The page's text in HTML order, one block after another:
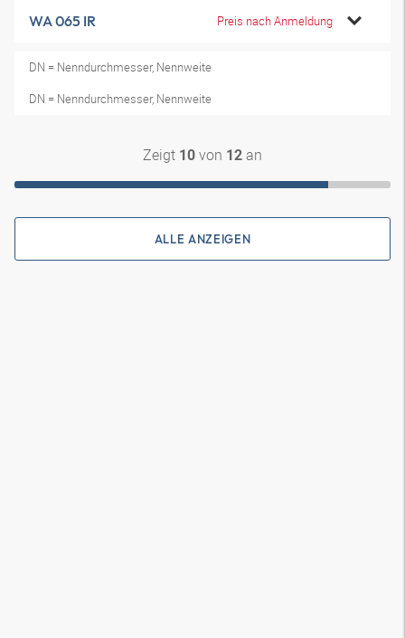
WA 065 IR Preis nach Anmeldung
DN = Nenndurchmesser, Nennweite
DN = Nenndurchmesser, Nennweite
Zeigt 10 von 12 an
ALLE ANZEIGEN